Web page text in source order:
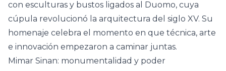
con esculturas y bustos ligados al Duomo, cuya
cúpula revolucionó la arquitectura del siglo XV. Su
homenaje celebra el momento en que técnica, arte
e innovación empezaron a caminar juntas.
Mimar Sinan: monumentalidad y poder